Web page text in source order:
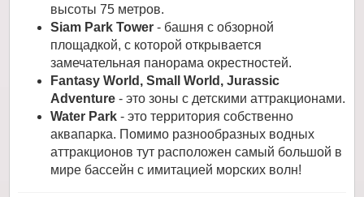
высоты 75 метров.
Siam Park Tower - башня с обзорной
площадкой, с которой открывается
замечательная панорама окрестностей.
Fantasy World, Small World, Jurassic
Adventure - это зоны с детскими аттракционами.
Water Park - это территория собственно
аквапарка. Помимо разнообразных водных
аттракционов тут расположен самый большой в
мире бассейн с имитацией морских волн!